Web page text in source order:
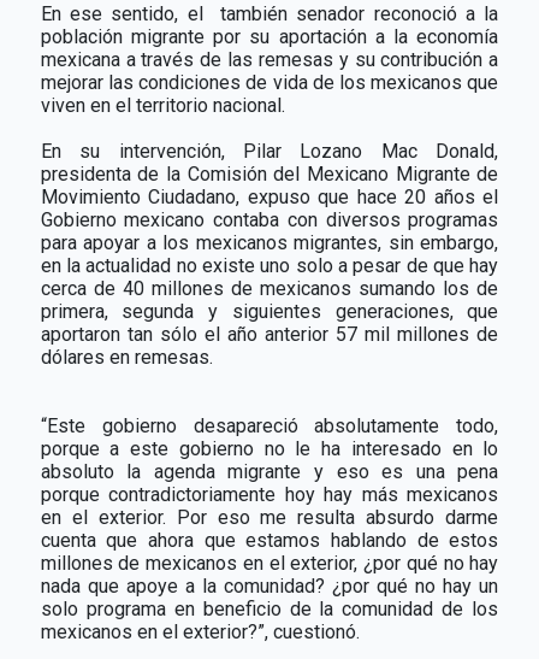
En ese sentido, el
también senador reconoció a la
población migrante por su aportación a la economía
mexicana a través de las remesas y su contribución a
mejorar las condiciones de vida de los mexicanos que
viven en el territorio nacional.
En su intervención, Pilar Lozano Mac Donald,
presidenta de la Comisión del Mexicano Migrante de
Movimiento Ciudadano, expuso que hace 20 años el
Gobierno mexicano contaba con diversos programas
para apoyar a los mexicanos migrantes, sin embargo,
en la actualidad no existe uno solo a pesar de que hay
cerca de 40 millones de mexicanos sumando los de
primera, segunda y siguientes generaciones, que
aportaron tan sólo el año anterior 57 mil millones de
dólares en remesas.
“Este gobierno desapareció absolutamente todo,
porque a este gobierno no le ha interesado en lo
absoluto la agenda migrante y eso es una pena
porque contradictoriamente hoy hay más mexicanos
en el exterior. Por eso me resulta absurdo darme
cuenta que ahora que estamos hablando de estos
millones de mexicanos en el exterior, ¿por qué no hay
nada que apoye a la comunidad? ¿por qué no hay un
solo programa en beneficio de la comunidad de los
mexicanos en el exterior?”, cuestionó.